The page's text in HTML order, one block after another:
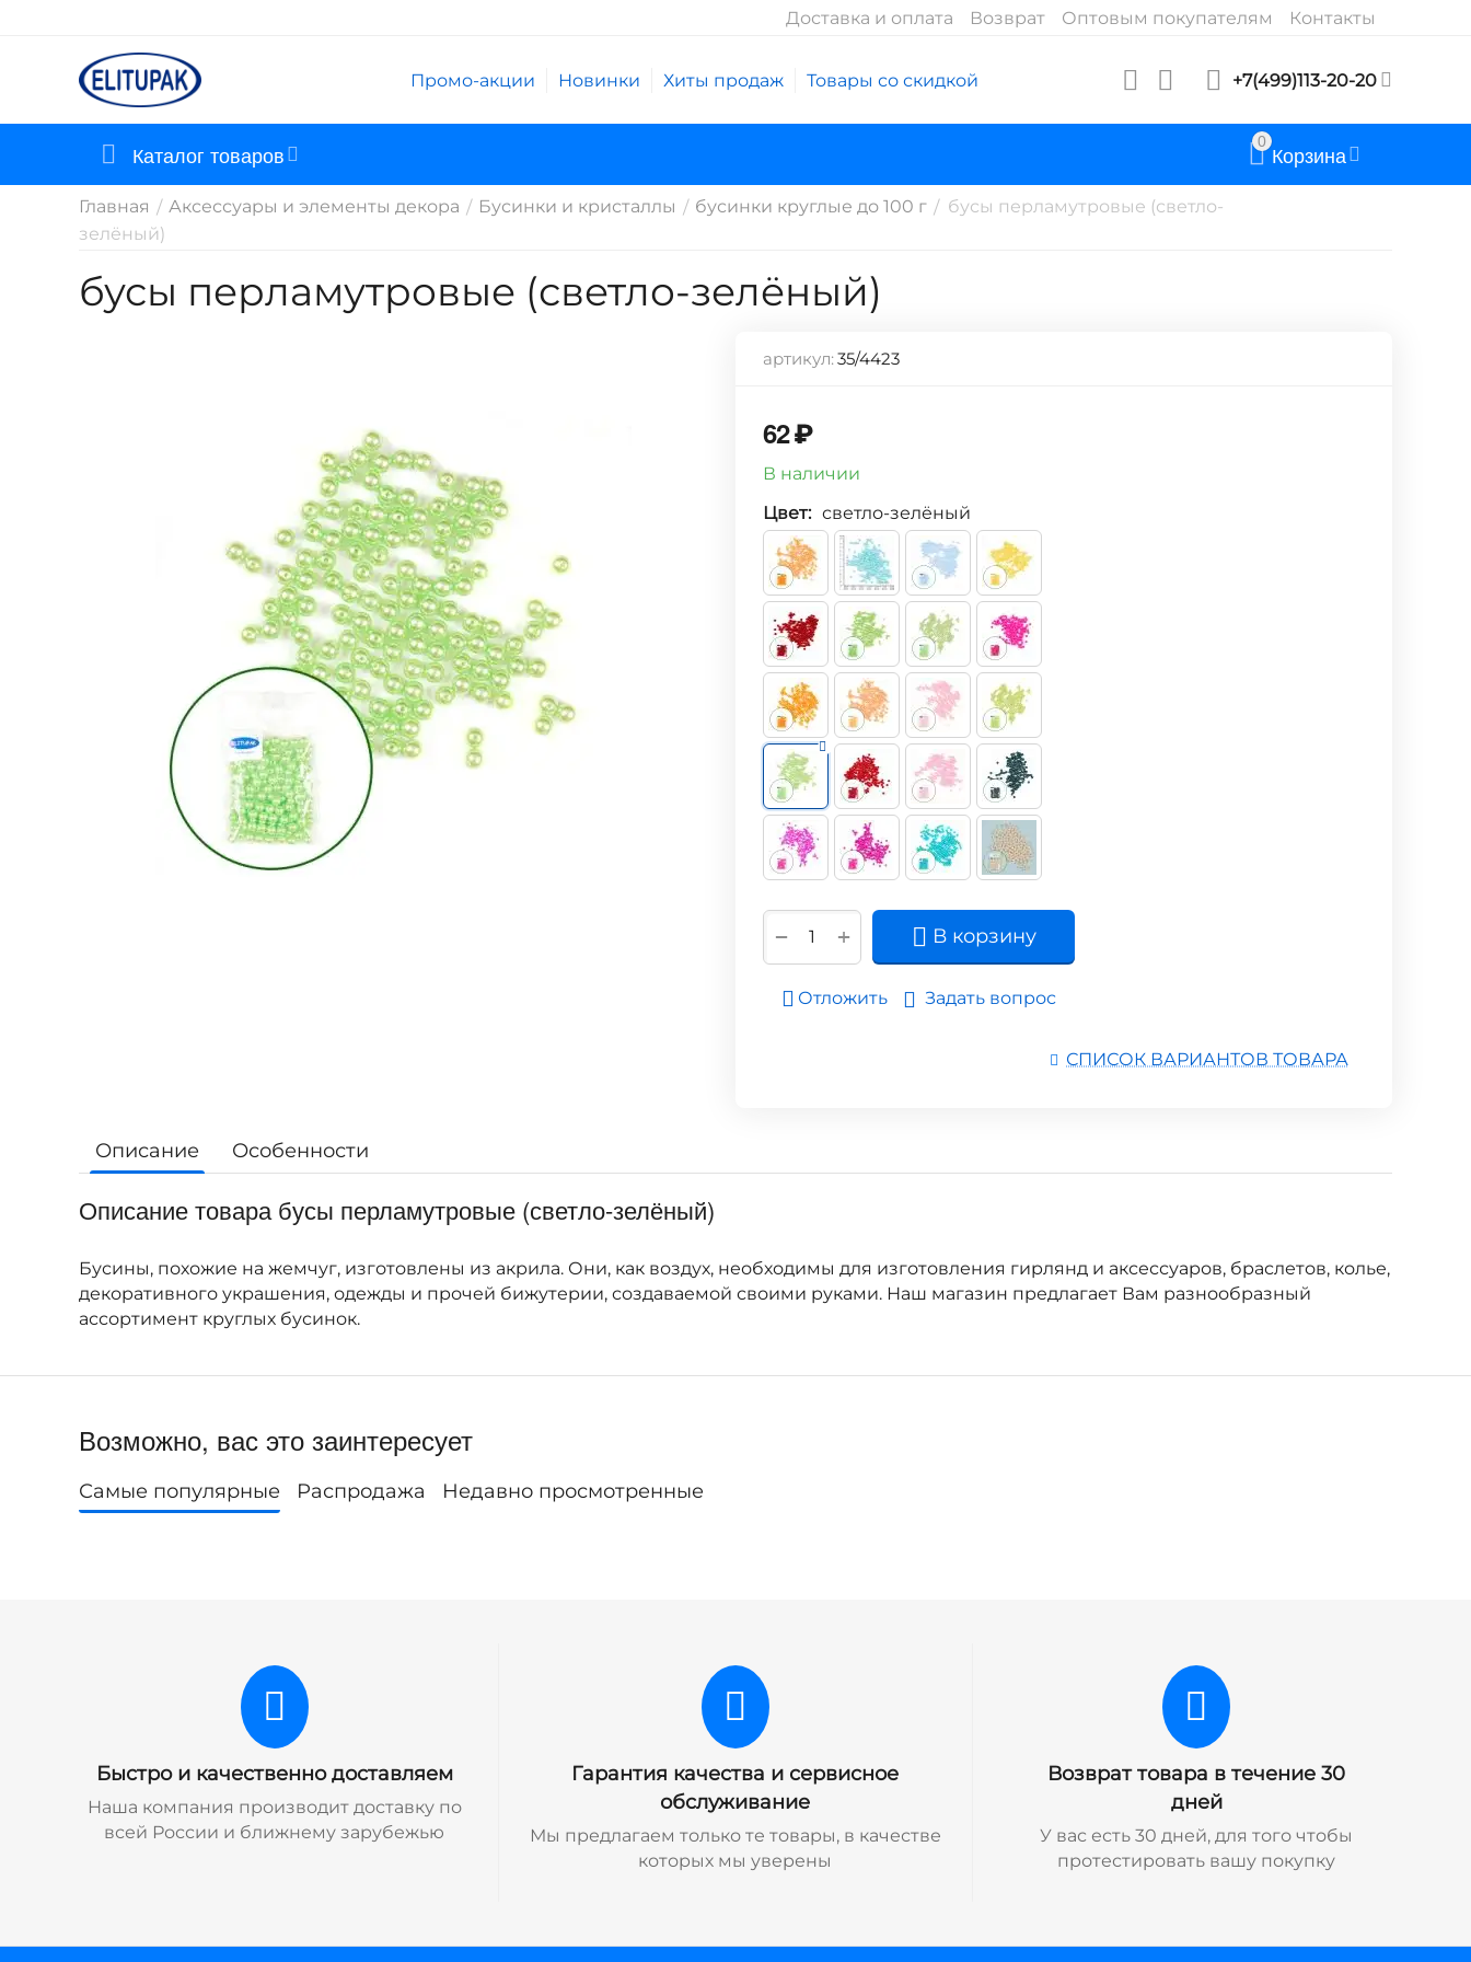
Доставка и оплата Возврат Оптовым покупателям Контакты
Промо-акции Новинки Хиты продаж Товары со скидкой +7(499)113-20-20
Каталог товаров 0 Корзина
Главная / Аксессуары и элементы декора / Бусинки и кристаллы / бусинки круглые до 100 г / бусы перламутровые (светло-
зелёный)
бусы перламутровые (светло-зелёный)
артикул:35/4423
62₽
В наличии
Цвет: светло-зелёный
+
− В корзину
Отложить Задать вопрос
СПИСОК ВАРИАНТОВ ТОВАРА
Описание Особенности
Описание товара бусы перламутровые (светло-зелёный)
Бусины, похожие на жемчуг, изготовлены из акрила. Они, как воздух, необходимы для изготовления гирлянд и аксессуаров, браслетов, колье,
декоративного украшения, одежды и прочей бижутерии, создаваемой своими руками. Наш магазин предлагает Вам разнообразный
ассортимент круглых бусинок.
Возможно, вас это заинтересует
Самые популярные Распродажа Недавно просмотренные
Быстро и качественно доставляем
Наша компания производит доставку по
всей России и ближнему зарубежью
Гарантия качества и сервисное
обслуживание
Мы предлагаем только те товары, в качестве
которых мы уверены
Возврат товара в течение 30
дней
У вас есть 30 дней, для того чтобы
протестировать вашу покупку